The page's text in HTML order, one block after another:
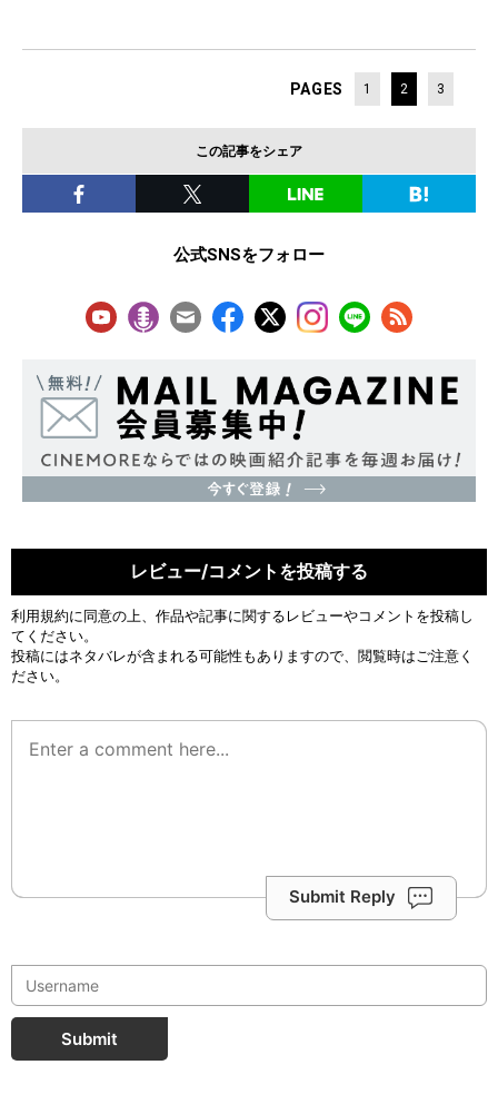
PAGES 1 2 3
この記事をシェア
公式SNSをフォロー
レビュー/コメントを投稿する
利用規約に同意の上、作品や記事に関するレビューやコメントを投稿し
てください。
投稿にはネタバレが含まれる可能性もありますので、閲覧時はご注意く
ださい。
Submit Reply
Submit